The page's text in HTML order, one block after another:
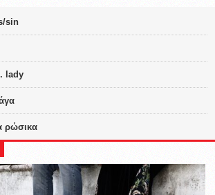
sin
lady
ρώσικα